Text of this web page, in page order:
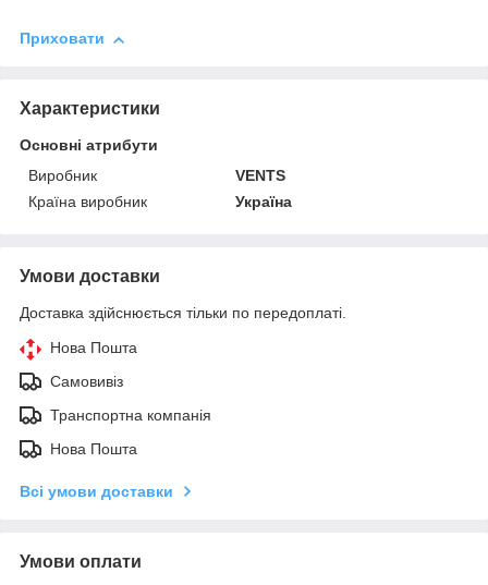
Приховати
Характеристики
Основні атрибути
Виробник
VENTS
Країна виробник
Україна
Умови доставки
Доставка здійснюється тільки по передоплаті.
Нова Пошта
Самовивіз
Транспортна компанія
Нова Пошта
Всі умови доставки
Умови оплати